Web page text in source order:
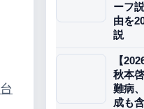
台
ーフ
由を
説
【
秋本
難病
成も